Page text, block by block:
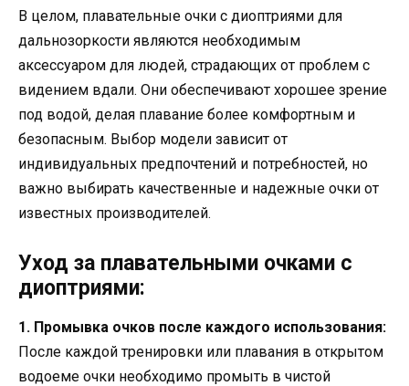
В целом, плавательные очки с диоптриями для
дальнозоркости являются необходимым
аксессуаром для людей, страдающих от проблем с
видением вдали. Они обеспечивают хорошее зрение
под водой, делая плавание более комфортным и
безопасным. Выбор модели зависит от
индивидуальных предпочтений и потребностей, но
важно выбирать качественные и надежные очки от
известных производителей.
Уход за плавательными очками с
диоптриями:
1. Промывка очков после каждого использования:
После каждой тренировки или плавания в открытом
водоеме очки необходимо промыть в чистой